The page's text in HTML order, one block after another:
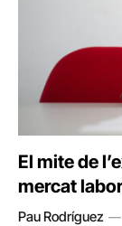
El mite de
mercat
Pau Rodríguez